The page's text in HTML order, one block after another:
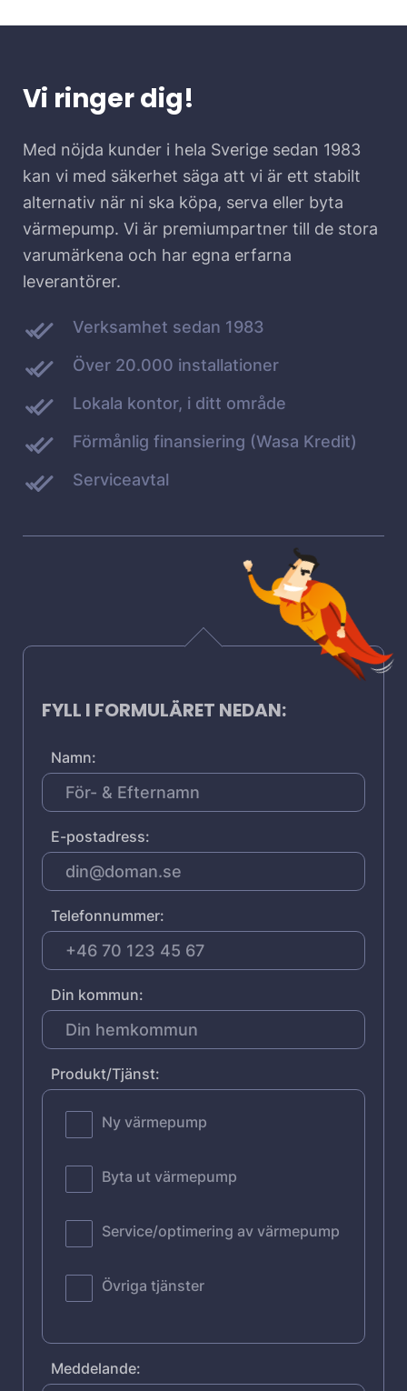
Vi ringer dig!
Med nöjda kunder i hela Sverige sedan 1983
kan vi med säkerhet säga att vi är ett stabilt
alternativ när ni ska köpa, serva eller byta
värmepump. Vi är premiumpartner till de stora
varumärkena och har egna erfarna
leverantörer.
Verksamhet sedan 1983
Över 20.000 installationer
Lokala kontor, i ditt område
Förmånlig finansiering (Wasa Kredit)
Serviceavtal
FYLL I FORMULÄRET NEDAN:
Namn:
E-postadress:
Telefonnummer:
Din kommun:
Produkt/Tjänst:
Ny värmepump
Byta ut värmepump
Service/optimering av värmepump
Övriga tjänster
Meddelande: